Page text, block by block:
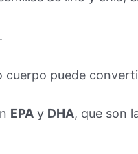
cuerpo puede
EPA y DHA, que son